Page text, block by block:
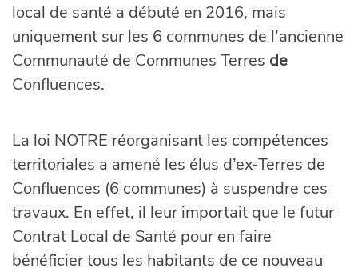
local de santé a débuté en 2016, mais
uniquement sur les 6 communes de l’ancienne
Communauté de Communes Terres de
Confluences.
La loi NOTRE réorganisant les compétences
territoriales a amené les élus d’ex-Terres de
Confluences (6 communes) à suspendre ces
travaux. En effet, il leur importait que le futur
Contrat Local de Santé pour en faire
bénéficier tous les habitants de ce nouveau